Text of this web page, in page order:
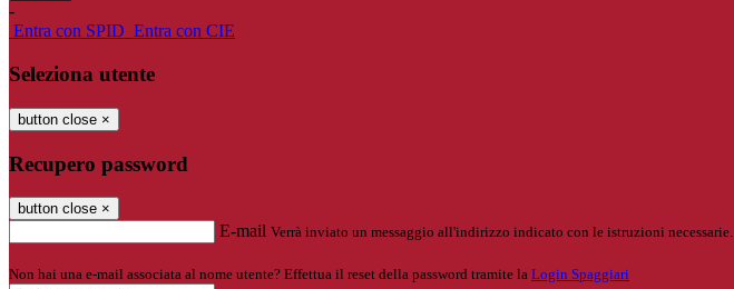
-
Entra con SPID Entra con CIE
Seleziona utente
button close ×
Recupero password
button close ×
E-mail Verrà inviato un messaggio all'indirizzo indicato con le istruzioni necessarie.
Non hai una e-mail associata al nome utente? Effettua il reset della password tramite la Login Spaggiari